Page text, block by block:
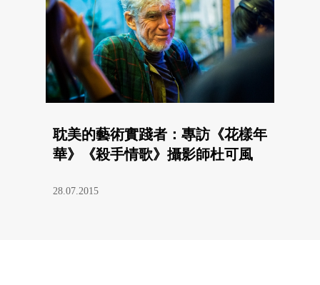
耽美的藝術實踐者：專訪《花樣年
華》《殺手情歌》攝影師杜可風
28.07.2015